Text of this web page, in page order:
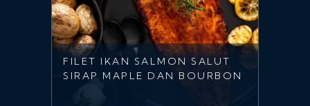
FILET IKAN SALMON SALUT
SIRAP MAPLE DAN BOURBON